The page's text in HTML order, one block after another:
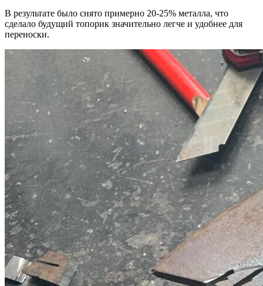
В результате было снято примерно 20-25% металла, что
сделало будущий топорик значительно легче и удобнее для
переноски.